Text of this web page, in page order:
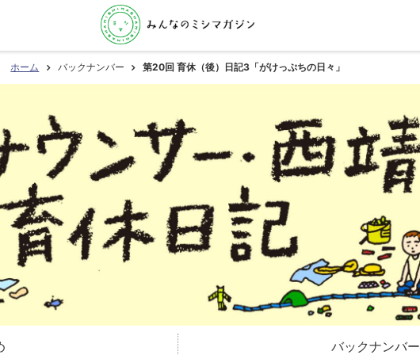
ホーム バックナンバー 第20回 育休（後）日記3「がけっぷちの日々」
バックナンバー